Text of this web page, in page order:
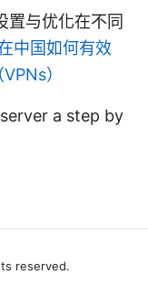
置与优化在不同
中国如何有效
）
a step by
reserved.